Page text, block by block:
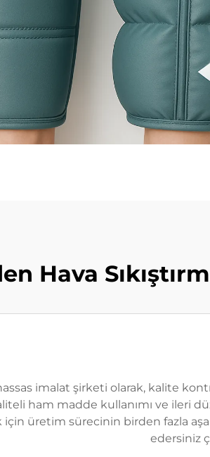
Hava
imalat şirketi olarak, kalite
ham madde kullanımı ve ileri
için üretim sürecinin birden fazla
edersiniz